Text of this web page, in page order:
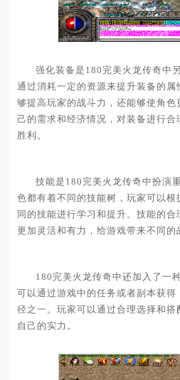
强化装备是180完美火龙传奇中
通过消耗一定的资源来提升装备的
够提高玩家的战斗力，还能够使角色
己的需求和经济情况，对装备进行
胜利。
技能是180完美火龙传奇中扮演
色都有着不同的技能树，玩家可以
同的技能进行学习和提升。技能的
更加灵活和有力，给游戏带来不同的
180完美火龙传奇中还加入了
可以通过游戏中的任务或者副本获
径之一。玩家可以通过合理选择和
自己的实力。